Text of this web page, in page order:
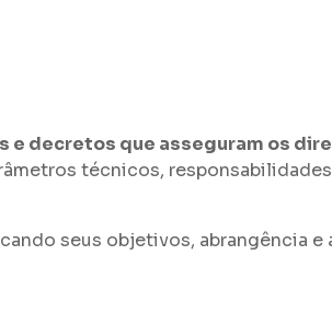
e decretos que asseguram os
técnicos,
seus objetivos, abrangência e